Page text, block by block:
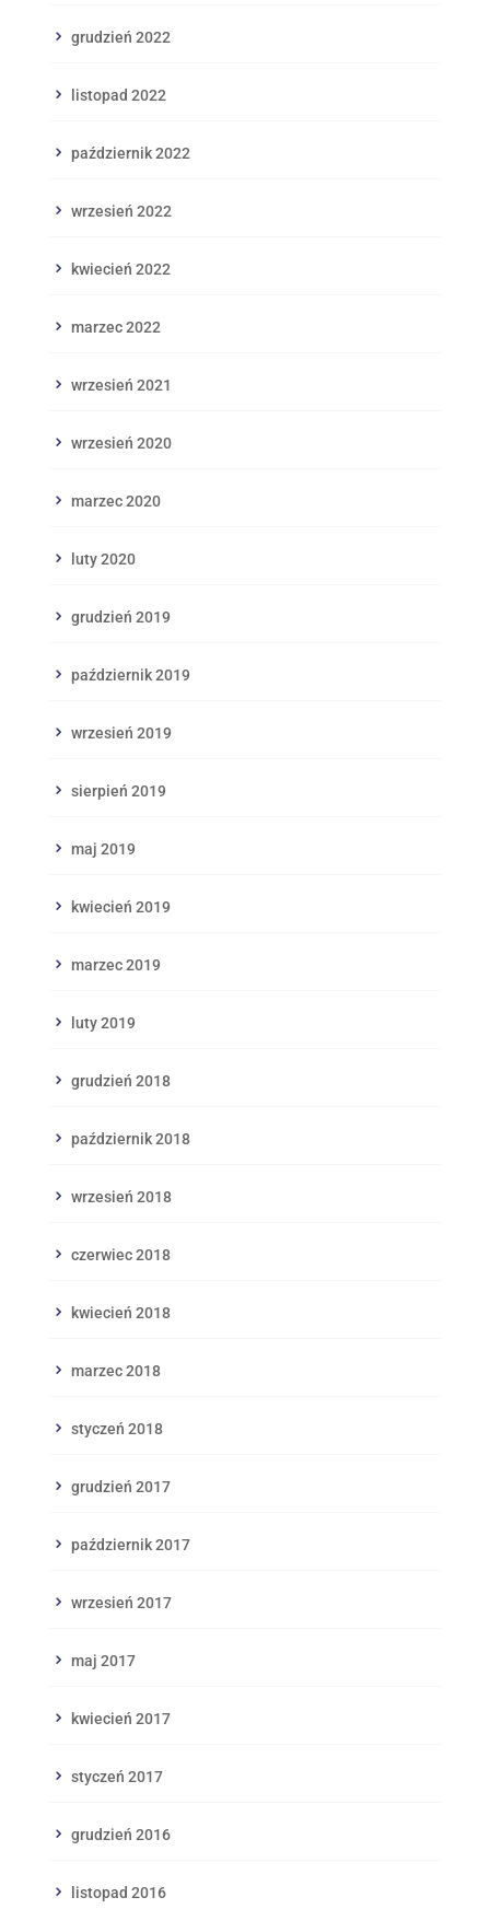
grudzień 2022
listopad 2022
październik 2022
wrzesień 2022
kwiecień 2022
marzec 2022
wrzesień 2021
wrzesień 2020
marzec 2020
luty 2020
grudzień 2019
październik 2019
wrzesień 2019
sierpień 2019
maj 2019
kwiecień 2019
marzec 2019
luty 2019
grudzień 2018
październik 2018
wrzesień 2018
czerwiec 2018
kwiecień 2018
marzec 2018
styczeń 2018
grudzień 2017
październik 2017
wrzesień 2017
maj 2017
kwiecień 2017
styczeń 2017
grudzień 2016
listopad 2016